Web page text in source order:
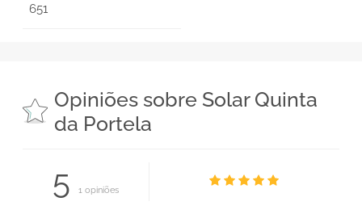
651
Opiniões sobre Solar Quinta
da Portela
5 1 opiniões